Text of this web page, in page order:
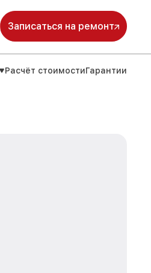
Записаться на ремонт
Расчёт стоимостиГарантии